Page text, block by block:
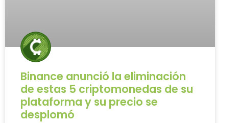
Binance anunció la eliminación
de estas 5 criptomonedas de su
plataforma y su precio se
desplomó